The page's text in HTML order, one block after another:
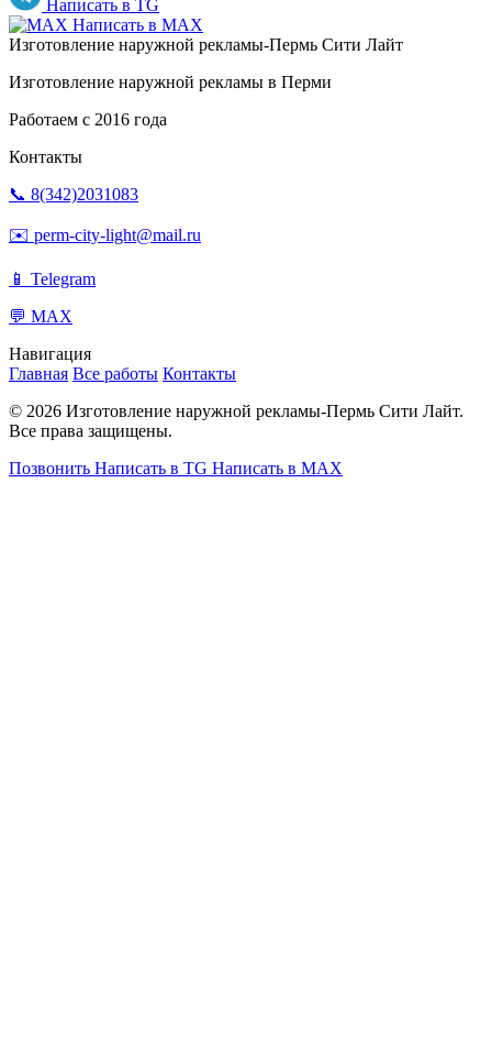
Написать в TG
Написать в MAX
Изготовление наружной рекламы-Пермь Сити Лайт
Изготовление наружной рекламы в Перми
Работаем с 2016 года
Контакты
📞 8(342)2031083
✉️ perm-city-light@mail.ru
📱 Telegram
💬 MAX
Навигация
Главная Все работы Контакты
© 2026 Изготовление наружной рекламы-Пермь Сити Лайт.
Все права защищены.
Позвонить Написать в TG Написать в MAX